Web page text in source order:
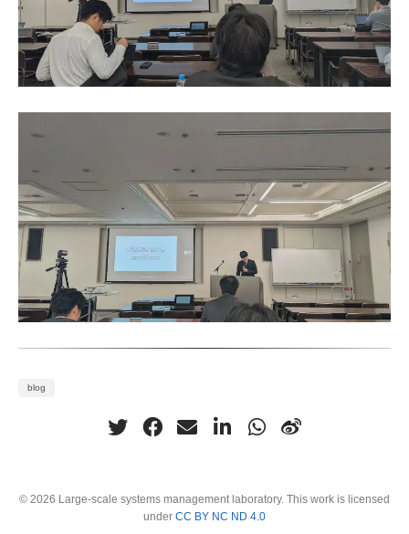
blog
© 2026 Large-scale systems management laboratory. This work is licensed
under CC BY NC ND 4.0